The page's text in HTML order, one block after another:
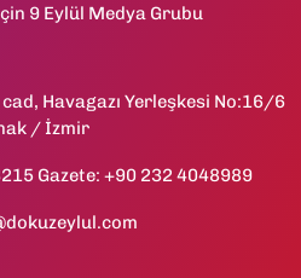
9 Eylül Medya Grubu
Havagazı Yerleşkesi No:16/6
/ İzmir
Gazete: +90 232 4048989